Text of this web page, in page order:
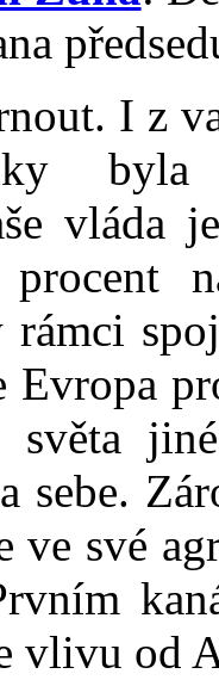
I z
byla
vláda
procent
rámci
Evropa
sebe.
ve své
vlivu od